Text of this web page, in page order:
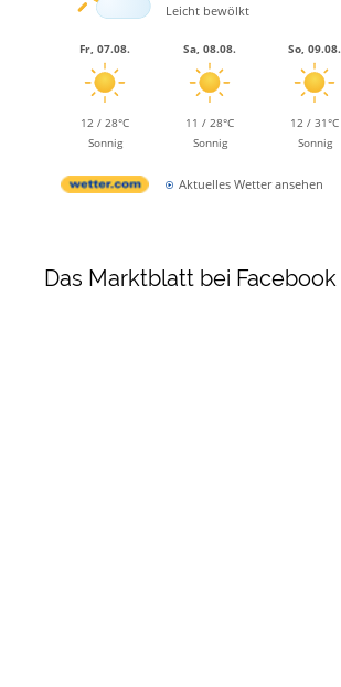
Leicht bewölkt
Fr, 07.08.
12 / 28°C
Sonnig
Sa, 08.08.
11 / 28°C
Sonnig
So, 09.08.
12 / 31°C
Sonnig
Aktuelles Wetter ansehen
Das Marktblatt bei Facebook